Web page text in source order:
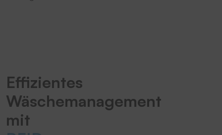
Effizientes
Wäschemanagement
mit